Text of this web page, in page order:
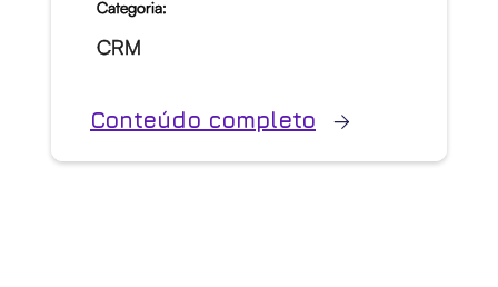
Categoria:
CRM
Conteúdo completo